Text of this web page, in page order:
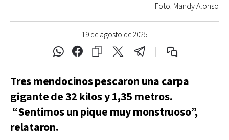
19 de agosto de 2025
Foto: Mandy Alonso
Tres mendocinos pescaron una carpa
gigante de 32 kilos y 1,35 metros.
“Sentimos un pique muy monstruoso”,
relataron.